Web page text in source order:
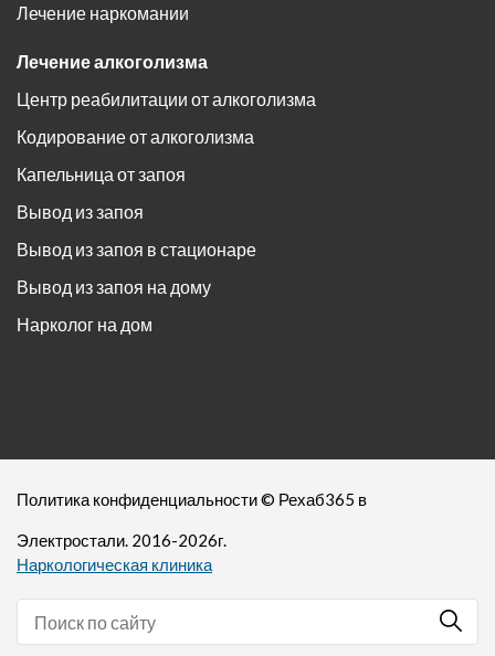
Лечение наркомании
Лечение алкоголизма
Центр реабилитации от алкоголизма
Кодирование от алкоголизма
Капельница от запоя
Вывод из запоя
Вывод из запоя в стационаре
Вывод из запоя на дому
Нарколог на дом
Политика конфиденциальности© Рехаб365 в
Электростали. 2016-2026г.
Наркологическая клиника